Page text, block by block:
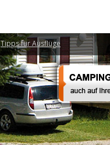
Tipps für Ausflüge